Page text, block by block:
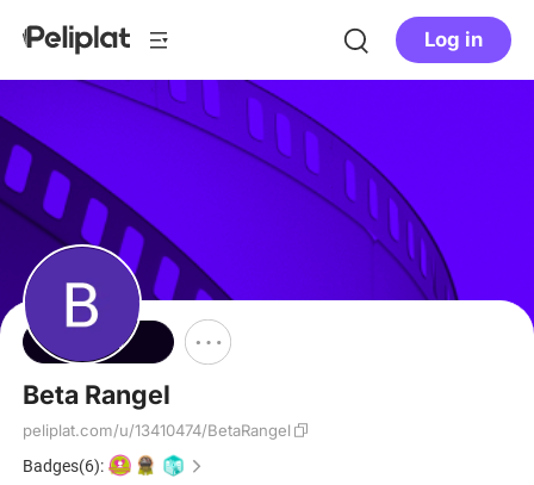
Log in
Follow
Beta Rangel
peliplat.com/u/13410474/BetaRangel
Badges(6):